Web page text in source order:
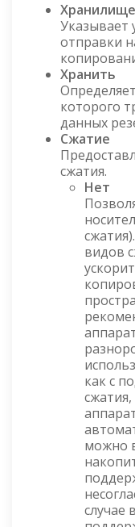
Хранилище
Указывает
отправки
Хранить
которого
данных
Сжатие
сжатия.
Нет
видов
как с
сжатия,
можно
случае